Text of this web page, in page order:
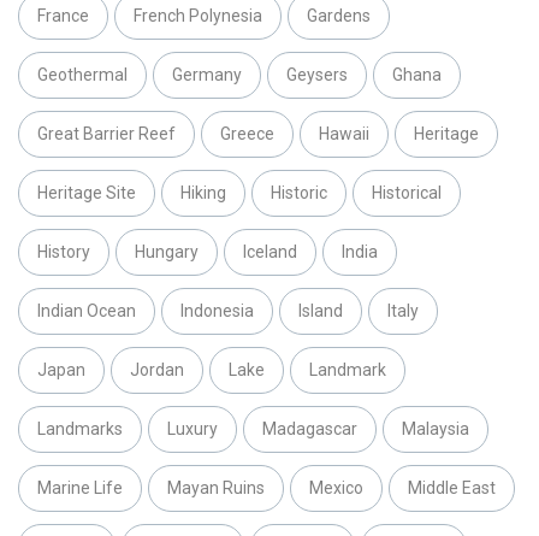
France French Polynesia Gardens
Geothermal Germany Geysers Ghana
Great Barrier Reef Greece Hawaii Heritage
Heritage Site Hiking Historic Historical
History Hungary Iceland India
Indian Ocean Indonesia Island Italy
Japan Jordan Lake Landmark
Landmarks Luxury Madagascar Malaysia
Marine Life Mayan Ruins Mexico Middle East